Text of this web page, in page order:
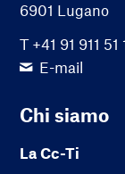
6901 Lugano
T +41 91 911 51
E-mail
Chi siamo
La Cc-Ti